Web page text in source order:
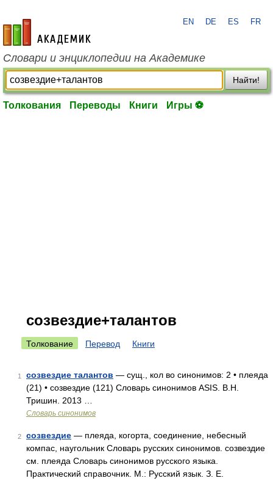
academic.ru
EN DE ES FR
Словари и энциклопедии на Академике
Найти!
Толкования Переводы Книги Игры ⚽
созвездие+талантов
Толкование Перевод Книги
1 созвездие талантов — сущ., кол во синонимов: 2 • плеяда
(21) • созвездие (121) Словарь синонимов ASIS. В.Н.
Тришин. 2013 …
Словарь синонимов
2 созвездие — плеяда, когорта, соединение, небесный
компас, наугольник Словарь русских синонимов. созвездие
см. плеяда Словарь синонимов русского языка.
Практический справочник. М.: Русский язык. З. Е.